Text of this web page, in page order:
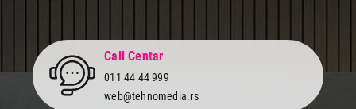
Call Centar
011 44 44 999
web@tehnomedia.rs